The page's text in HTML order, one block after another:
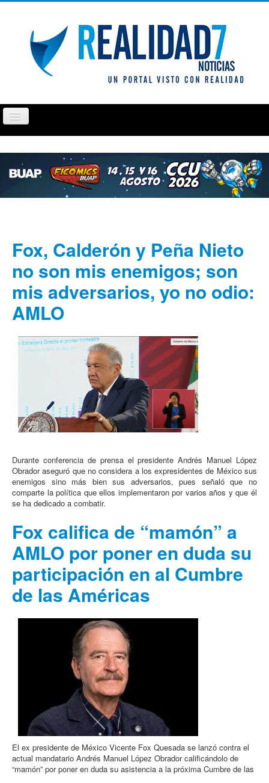
Cambiar
navegación
PUEBLA TLAXCALA OPINIÓN
Fox, Calderón y Peña Nieto
no son mis enemigos; son
mis adversarios, yo no odio:
AMLO
Durante conferencia de prensa el presidente Andrés Manuel López
Obrador aseguró que no considera a los expresidentes de México sus
enemigos sino más bien sus adversarios, pues señaló que no
comparte la política que ellos implementaron por varios años y que él
se ha dedicado a combatir.
Fox califica de “mamón” a
AMLO por poner en duda su
participación en al Cumbre
de las Américas
El ex presidente de México Vicente Fox Quesada se lanzó contra el
actual mandatario Andrés Manuel López Obrador calificándolo de
“mamón” por poner en duda su asistencia a la próxima Cumbre de las